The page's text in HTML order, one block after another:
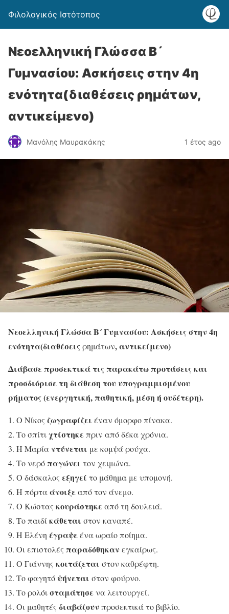
Φιλολογικός Ιστότοπος
Νεοελληνική Γλώσσα Β´
Γυμνασίου: Ασκήσεις στην 4η
ενότητα(διαθέσεις ρημάτων,
αντικείμενο)
Μανόλης Μαυρακάκης 1 έτος ago
Νεοελληνική Γλώσσα Β´ Γυμνασίου: Ασκήσεις στην 4η
ενότητα(διαθέσειςρημάτων, αντικείμενο)
Διάβασε προσεκτικά τις παρακάτω προτάσεις και
προσδιόρισε τη διάθεση του υπογραμμισμένου
ρήματος (ενεργητική, παθητική, μέση ή ουδέτερη).
Ο Νίκος ζωγραφίζει έναν όμορφο πίνακα.
Το σπίτιχτίστηκεπριν από δέκα χρόνια.
Η Μαρίαντύνεται με κομψά ρούχα.
Το νερό παγώνει τον χειμώνα.
Ο δάσκαλος εξηγεί το μάθημα με υπομονή.
Η πόρταάνοιξεαπό τον άνεμο.
Ο Κώστας κουράστηκεαπό τη δουλειά.
Το παιδίκάθεται στον καναπέ.
Η Ελένη έγραψεένα ωραίο ποίημα.
Οι επιστολές παραδόθηκαν εγκαίρως.
Ο Γιάννης κοιτάζεται στον καθρέφτη.
Το φαγητόψήνεται στον φούρνο.
Το ρολόισταμάτησενα λειτουργεί.
Οι μαθητές διαβάζουν προσεκτικά το βιβλίο.